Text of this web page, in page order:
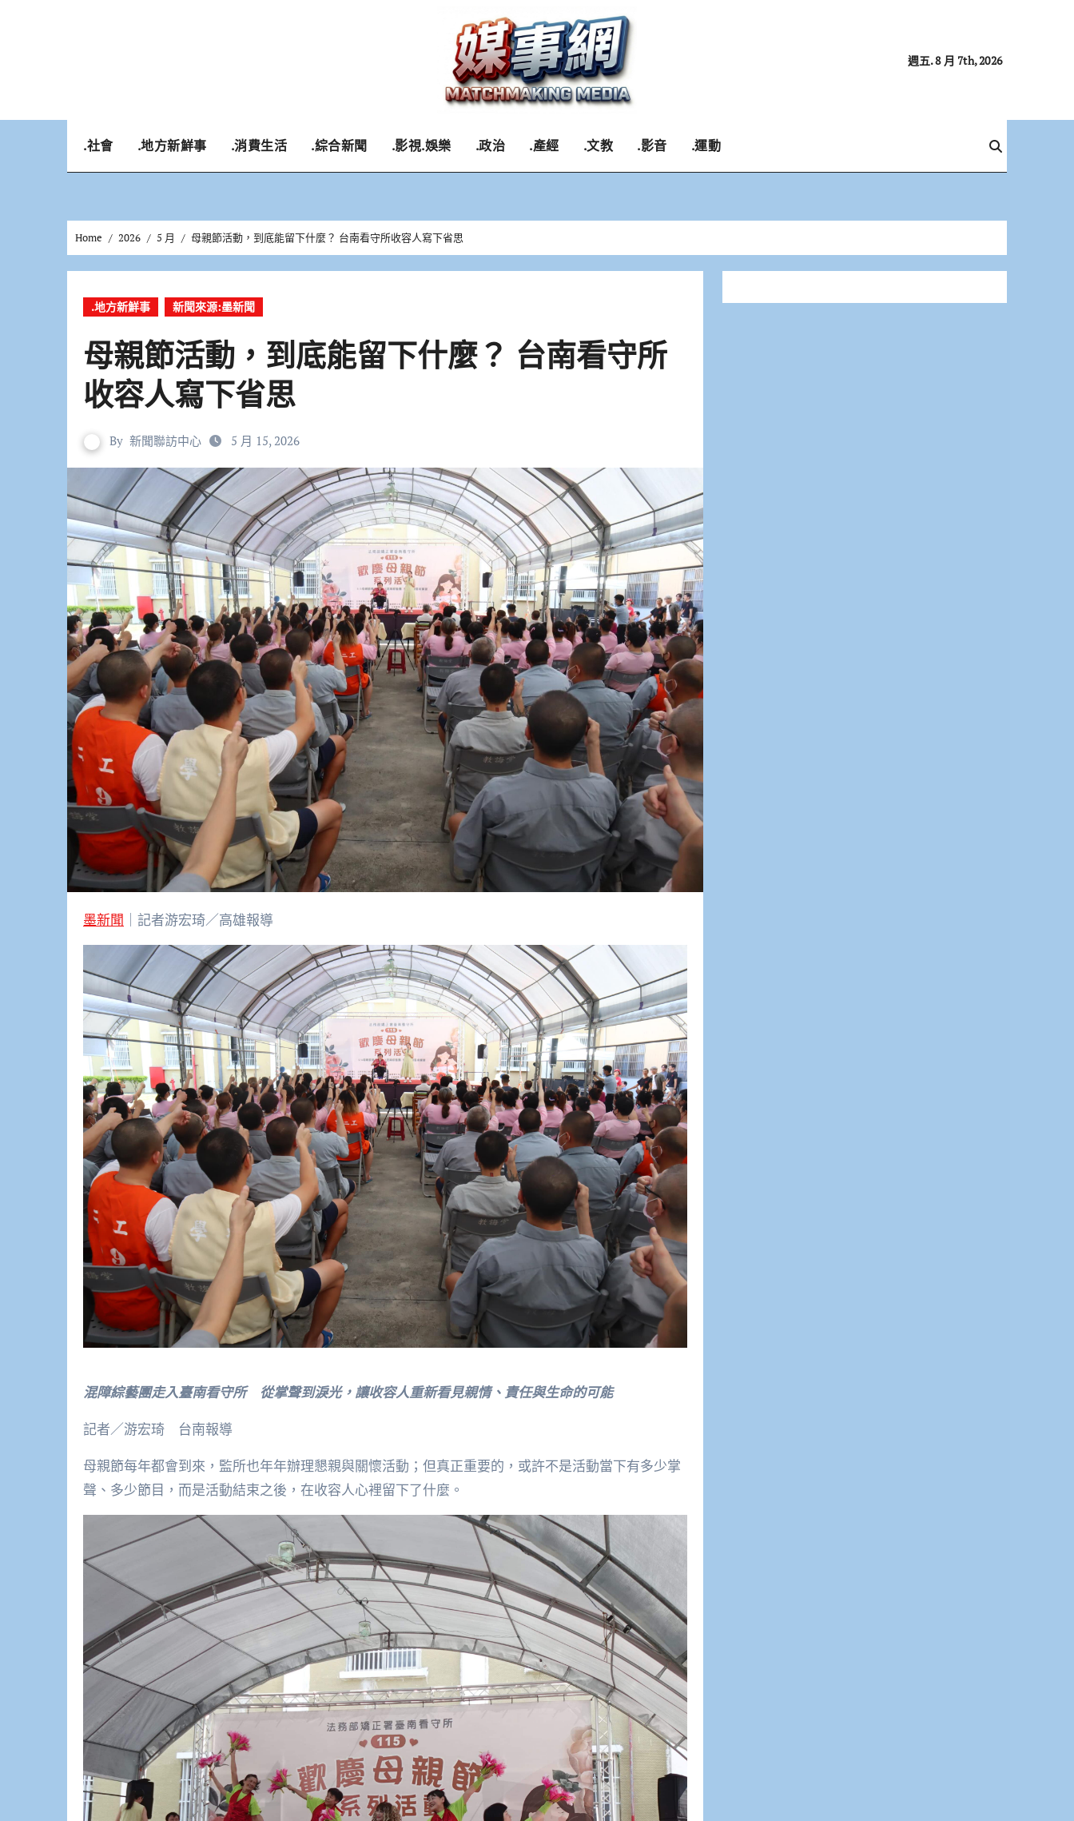
週五. 8 月 7th, 2026
.社會 .地方新鮮事 .消費生活 .綜合新聞 .影視.娛樂 .政治 .產經 .文教 .影音 .運動
Home 2026 5 月 母親節活動，到底能留下什麼？ 台南看守所收容人寫下省思
.地方新鮮事 新聞來源:墨新聞
母親節活動，到底能留下什麼？ 台南看守所
收容人寫下省思
By 新聞聯訪中心 5 月 15, 2026
墨新聞 ｜記者游宏琦／高雄報導
混障綜藝團走入臺南看守所 從掌聲到淚光，讓收容人重新看見親情、責任與生命的可能
記者／游宏琦 台南報導
母親節每年都會到來，監所也年年辦理懇親與關懷活動；但真正重要的，或許不是活動當下有多少掌
聲、多少節目，而是活動結束之後，在收容人心裡留下了什麼。